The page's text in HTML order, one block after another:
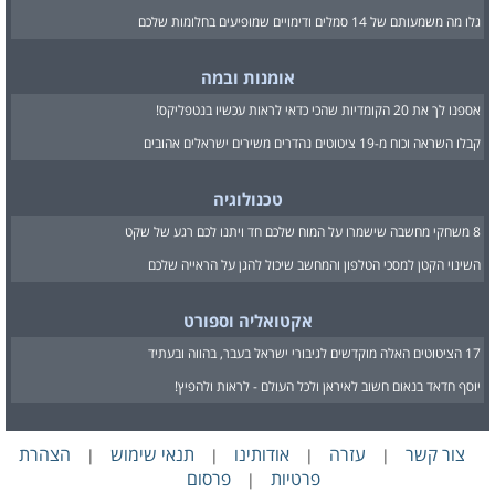
גלו מה משמעותם של 14 סמלים ודימויים שמופיעים בחלומות שלכם
אומנות ובמה
אספנו לך את 20 הקומדיות שהכי כדאי לראות עכשיו בנטפליקס!
קבלו השראה וכוח מ-19 ציטוטים נהדרים משירים ישראלים אהובים
טכנולוגיה
8 משחקי מחשבה שישמרו על המוח שלכם חד ויתנו לכם רגע של שקט
השינוי הקטן למסכי הטלפון והמחשב שיכול להגן על הראייה שלכם
אקטואליה וספורט
17 הציטוטים האלה מוקדשים לגיבורי ישראל בעבר, בהווה ובעתיד
יוסף חדאד בנאום חשוב לאיראן ולכל העולם - לראות ולהפיץ!
צור קשר | עזרה | אודותינו | תנאי שימוש |
הצהרת
פרטיות
| פרסום